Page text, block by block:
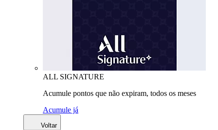
ALL SIGNATURE
Acumule pontos que não expiram, todos os meses
Acumule já
Voltar